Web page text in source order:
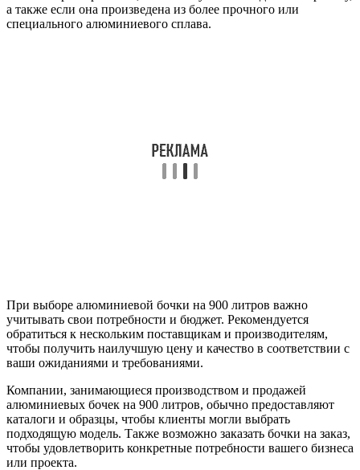
а также если она произведена из более прочного или
специального алюминиевого сплава.
При выборе алюминиевой бочки на 900 литров важно
учитывать свои потребности и бюджет. Рекомендуется
обратиться к нескольким поставщикам и производителям,
чтобы получить наилучшую цену и качество в соответствии с
ваши ожиданиями и требованиями.
Компании, занимающиеся производством и продажей
алюминиевых бочек на 900 литров, обычно предоставляют
каталоги и образцы, чтобы клиенты могли выбрать
подходящую модель. Также возможно заказать бочки на заказ,
чтобы удовлетворить конкретные потребности вашего бизнеса
или проекта.